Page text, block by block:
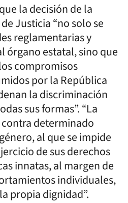
la decisión de la
Justicia “no solo se
reglamentarias y
órgano estatal, sino que
compromisos
por la República
la discriminación
sus formas”. “La
determinado
al que se impide
de sus derechos
innatas, al margen de
individuales,
propia dignidad”.